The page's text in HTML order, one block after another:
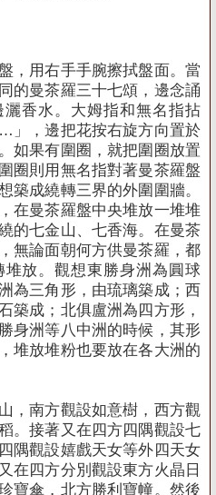
用右手手腕擦拭盤面。當
的曼茶羅三十七頌，邊念誦
香水。大姆指和無名指拈
，邊把花按右旋方向置於
如果有圍圈，就把圍圈放置
圈則用無名指對著曼茶羅盤
築成繞轉三界的外圍圍牆。
曼茶羅盤中央堆放一堆堆
的七金山、七香海。在曼茶
無論面朝何方供曼茶羅，都
放。觀想東勝身洲為圓球
為三角形，由琉璃築成；西
築成；北俱盧洲為四方形，
身洲等八中洲的時候，其形
堆放堆粉也要放在各大洲的
南方觀設如意樹，西方觀
。接著又在四方四隅觀設七
隅觀設嬉戲天女等外四天女
在四方分別觀設東方火晶日
寶傘，北方勝利寶幢。然後